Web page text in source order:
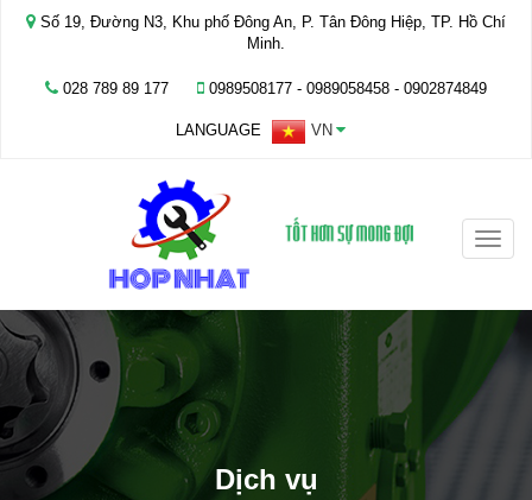
Số 19, Đường N3, Khu phố Đông An, P. Tân Đông Hiệp, TP. Hồ Chí
Minh.
028 789 89 177 0989508177 - ‭0989058458‬ - 0902874849
LANGUAGE VN
Toggle
Dịch vụ